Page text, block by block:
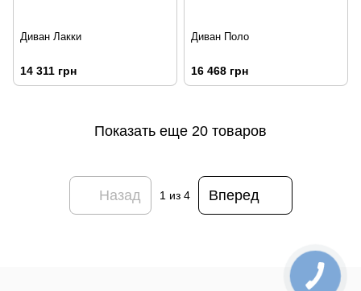
Диван Лакки
14 311 грн
Диван Поло
16 468 грн
Показать еще 20 товаров
Назад 1из 4 Вперед